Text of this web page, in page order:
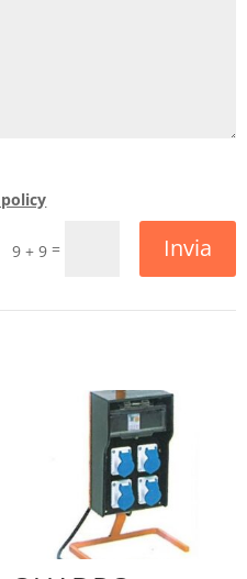
9 + 9 = Invia